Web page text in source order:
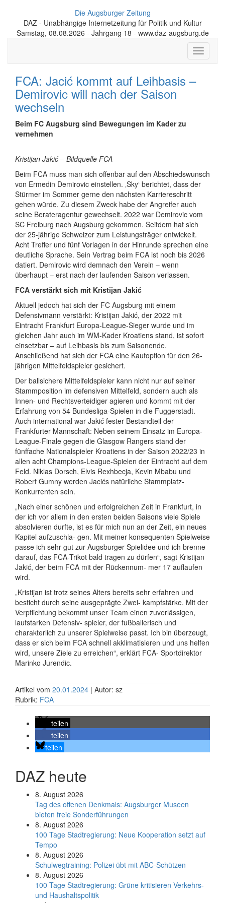
Die Augsburger Zeitung
DAZ - Unabhängige Internetzeitung für Politik und Kultur
Samstag, 08.08.2026 - Jahrgang 18 - www.daz-augsburg.de
Toggle
FCA: Jacić kommt auf Leihbasis –
Demirovic will nach der Saison
wechseln
Beim FC Augsburg sind Bewegungen im Kader zu
vernehmen
Kristijan Jakić – Bildquelle FCA
Beim FCA muss man sich offenbar auf den Abschiedswunsch
von Ermedin Demirovic einstellen. ‚Sky‘ berichtet, dass der
Stürmer im Sommer gerne den nächsten Karriereschritt
gehen würde. Zu diesem Zweck habe der Angreifer auch
seine Berateragentur gewechselt. 2022 war Demirovic vom
SC Freiburg nach Augsburg gekommen. Seitdem hat sich
der 25-jährige Schweizer zum Leistungsträger entwickelt.
Acht Treffer und fünf Vorlagen in der Hinrunde sprechen eine
deutliche Sprache. Sein Vertrag beim FCA ist noch bis 2026
datiert. Demirovic wird demnach den Verein – wenn
überhaupt – erst nach der laufenden Saison verlassen.
FCA verstärkt sich mit Kristijan Jakić
Aktuell jedoch hat sich der FC Augsburg mit einem
Defensivmann verstärkt: Kristijan Jakić, der 2022 mit
Eintracht Frankfurt Europa-League-Sieger wurde und im
gleichen Jahr auch im WM-Kader Kroatiens stand, ist sofort
einsetzbar – auf Leihbasis bis zum Saisonende.
Anschließend hat sich der FCA eine Kaufoption für den 26-
jährigen Mittelfeldspieler gesichert.
Der ballsichere Mittelfeldspieler kann nicht nur auf seiner
Stammposition im defensiven Mittelfeld, sondern auch als
Innen- und Rechtsverteidiger agieren und kommt mit der
Erfahrung von 54 Bundesliga-Spielen in die Fuggerstadt.
Auch international war Jakić fester Bestandteil der
Frankfurter Mannschaft: Neben seinem Einsatz im Europa-
League-Finale gegen die Glasgow Rangers stand der
fünffache Nationalspieler Kroatiens in der Saison 2022/23 in
allen acht Champions-League-Spielen der Eintracht auf dem
Feld. Niklas Dorsch, Elvis Rexhbecja, Kevin Mbabu und
Robert Gumny werden Jacićs natürliche Stammplatz-
Konkurrenten sein.
„Nach einer schönen und erfolgreichen Zeit in Frankfurt, in
der ich vor allem in den ersten beiden Saisons viele Spiele
absolvieren durfte, ist es für mich nun an der Zeit, ein neues
Kapitel aufzuschla- gen. Mit meiner konsequenten Spielweise
passe ich sehr gut zur Augsburger Spielidee und ich brenne
darauf, das FCA-Trikot bald tragen zu dürfen“, sagt Kristijan
Jakić, der beim FCA mit der Rückennum- mer 17 auflaufen
wird.
„Kristijan ist trotz seines Alters bereits sehr erfahren und
besticht durch seine ausgeprägte Zwei- kampfstärke. Mit der
Verpflichtung bekommt unser Team einen zuverlässigen,
laufstarken Defensiv- spieler, der fußballerisch und
charakterlich zu unserer Spielweise passt. Ich bin überzeugt,
dass er sich beim FCA schnell akklimatisieren und uns helfen
wird, unsere Ziele zu erreichen“, erklärt FCA- Sportdirektor
Marinko Jurendic.
Artikel vom 20.01.2024 | Autor: sz
Rubrik: FCA
teilen
teilen
teilen
DAZ heute
8. August 2026
Tag des offenen Denkmals: Augsburger Museen
bieten freie Sonderführungen
8. August 2026
100 Tage Stadtregierung: Neue Kooperation setzt auf
Tempo
8. August 2026
Schul­weg­trai­ning: Poli­zei übt mit ABC-Schüt­zen
8. August 2026
100 Tage Stadtregierung: Grüne kritisieren Verkehrs-
und Haushaltspolitik